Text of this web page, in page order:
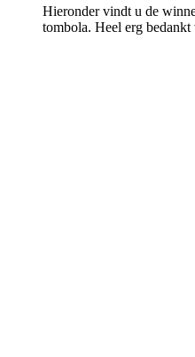
Hieronder vindt u de
tombola. Heel erg